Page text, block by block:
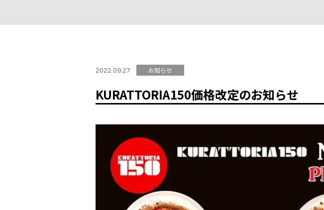
2022.09.27 お知らせ
KURATTORIA150価格改定のお知らせ